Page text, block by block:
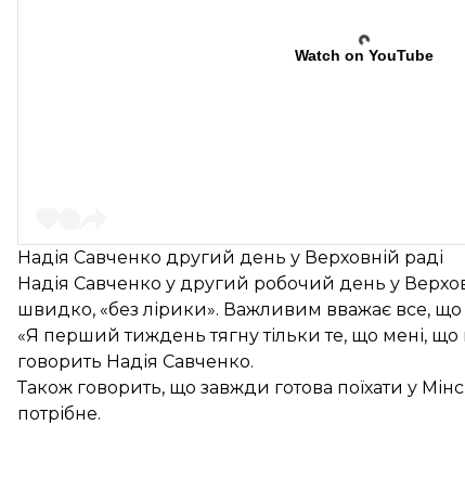
Watch on YouTube
Надія Савченко другий день у Верховній раді
Надія Савченко у другий робочий день у
швидко, «без лірики». Важливим вважає все, що
«Я перший тиждень тягну тільки те, що мені,
говорить Надія Савченко.
Також говорить, що завжди готова поїхати у
потрібне.